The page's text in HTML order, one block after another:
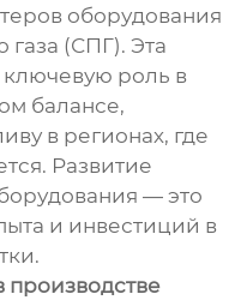
оборудования
(СПГ). Эта
роль в
балансе,
в регионах, где
Развитие
— это
и инвестиций в
производстве